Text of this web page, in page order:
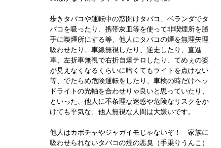
歩きタバコや運転中の窓開けタバコ、ベランダでタ
バコを吸ったり、携帯灰皿等を使って非喫煙所を勝
手に喫煙所にする等、他人にタバコの煙を無理矢理
吸わせたり、車線無視したり、逆走したり、直進
車、左折車無視で右折自爆テロしたり、てめぇの姿
が見えなくなるくらいに暗くてもライトを点けない
等、でたらめ危険運転をしたり、車検の時だけヘッ
ドライトの光軸を合わせりゃ良いと思っていたり、
といった、他人に不条理な迷惑や危険なリスクをか
けても平気な、他人無視な人間は大嫌いです。
他人はカボチャやジャガイモじゃないぞ！ 家族に
吸わせられないタバコの煙の悪臭（手乗りうんこ）